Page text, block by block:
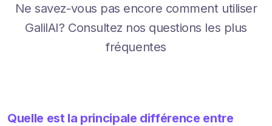
Ne savez-vous pas encore comment utiliser
GalilAI? Consultez nos questions les plus
fréquentes
Quelle est la principale différence entre